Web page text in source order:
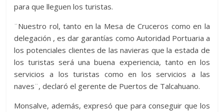
para que lleguen los turistas.
¨Nuestro rol, tanto en la Mesa de Cruceros como en la
delegación , es dar garantías como Autoridad Portuaria a
los potenciales clientes de las navieras que la estada de
los turistas será una buena experiencia, tanto en los
servicios a los turistas como en los servicios a las
naves¨, declaró el gerente de Puertos de Talcahuano.
Monsalve, además, expresó que para conseguir que los